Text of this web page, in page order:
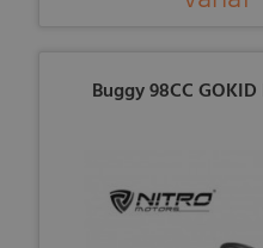
Buggy 98CC